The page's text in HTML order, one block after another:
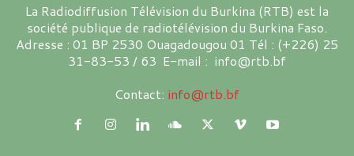
La Radiodiffusion Télévision du Burkina (RTB) est la
société publique de radiotélévision du Burkina Faso.
Adresse : 01 BP 2530 Ouagadougou 01 Tél : (+226) 25
31-83-53 / 63 E-mail : info@rtb.bf
Contact: info@rtb.bf